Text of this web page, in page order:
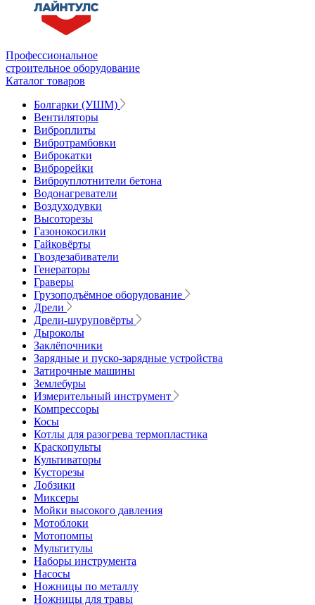
Профессиональное
строительное оборудование
Каталог товаров
Болгарки (УШМ)
Вентиляторы
Виброплиты
Вибротрамбовки
Виброкатки
Виброрейки
Виброуплотнители бетона
Водонагреватели
Воздуходувки
Высоторезы
Газонокосилки
Гайковёрты
Гвоздезабиватели
Генераторы
Граверы
Грузоподъёмное оборудование
Дрели
Дрели-шуруповёрты
Дыроколы
Заклёпочники
Зарядные и пуско-зарядные устройства
Затирочные машины
Землебуры
Измерительный инструмент
Компрессоры
Косы
Котлы для разогрева термопластика
Краскопульты
Культиваторы
Кусторезы
Лобзики
Миксеры
Мойки высокого давления
Мотоблоки
Мотопомпы
Мультитулы
Наборы инструмента
Насосы
Ножницы по металлу
Ножницы для травы